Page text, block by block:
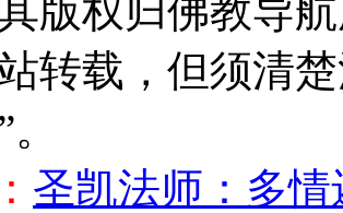
版权归佛教导
转载，但须清
圣凯法师：多